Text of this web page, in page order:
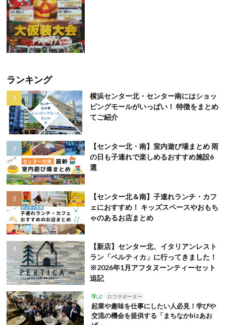
ランキング
横浜センター北・センター南にはショッ
ピングモールがいっぱい！ 特徴をまとめ
てご紹介
【センター北・南】室内遊び場まとめ 雨
の日も子連れで楽しめるおすすめ施設6
選
【センター北＆南】子連れランチ・カフ
ェにおすすめ！ キッズスペースやおもち
ゃのあるお店まとめ
【新店】センター北、イタリアンレスト
ラン「ペルティカ」に行ってきました！
※2026年1月アフタヌーンティーセット
追記
学ぶ ロコサポーター
起業や趣味を仕事にしたい人必見！学びや
交流の機会を提供する「まちなかbizあお